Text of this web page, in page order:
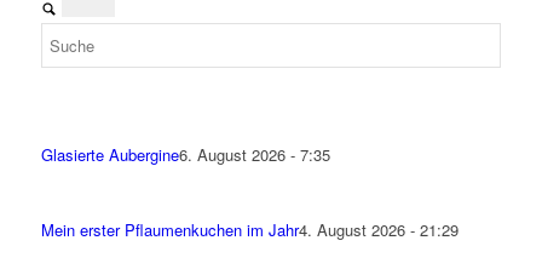
Glasierte Aubergine6. August 2026 - 7:35
Mein erster Pflaumenkuchen im Jahr4. August 2026 - 21:29